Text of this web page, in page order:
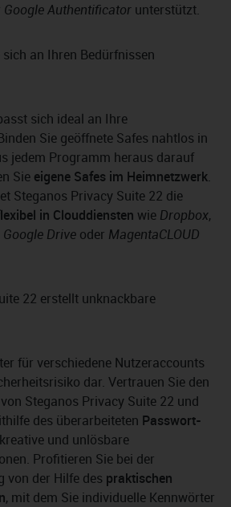
Google Authentificator unterstützt.
an Ihren Bedürfnissen
sich ideal an Ihre
Sie geöffnete Safes nahtlos in
jedem Programm heraus darauf
Sie eigene Safes im Heimnetzwerk.
Steganos Privacy Suite 22 die
in Clouddiensten wie Dropbox,
Google Drive oder MagentaCLOUD
22 erstellt unknackbare
für verschiedene Nutzeraccounts
dar. Vertrauen Sie den
Steganos Privacy Suite 22 und
des überarbeiteten Passwort-
kreative und unlösbare
Profitieren Sie bei der
von der Hilfe des praktischen
, mit dem Sie individuelle Kennwörter